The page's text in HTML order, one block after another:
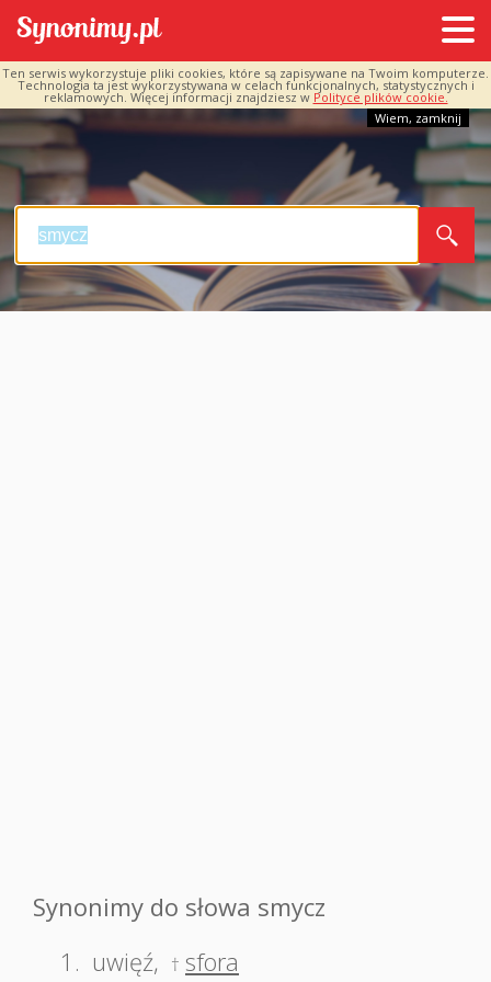
Ten serwis wykorzystuje pliki cookies, które są zapisywane na Twoim komputerze.
Technologia ta jest wykorzystywana w celach funkcjonalnych, statystycznych i
reklamowych. Więcej informacji znajdziesz w Polityce plików cookie.
Wiem, zamknij
Synonimy do słowa smycz
1. uwięź, † sfora